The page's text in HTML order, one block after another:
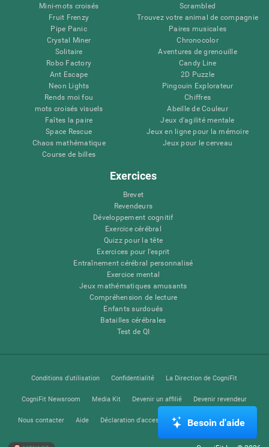
Mini-mots croisés
Fruit Frenzy
Pipe Panic
Crystal Miner
Solitaire
Robo Factory
Ant Escape
Neon Lights
Rends moi fou
mots croisés visuels
Faîtes la paire
Space Rescue
Chaos mathématique
Course de billes
Scrambled
Trouvez votre animal de compagnie
Paires musicales
Chronocolor
Aventures de grenouille
Candy Line
2D Puzzle
Pingouin Explorateur
Chiffres
Abeille de Couleur
Jeux d'agilité mentale
Jeux en ligne pour la mémoire
Jeux pour le cerveau
Exercices
Brevet
Revendeurs
Développement cognitif
Exercice cérébral
Quizz pour la tête
Exercices pour l'esprit
Entraînement cérébral personnalisé
Exercice mental
Jeux mathématiques amusants
Compréhension de lecture
Enfants surdoués
Batailles cérébrales
Test de QI
Conditions d'utilisation Confidentialité La Direction de CogniFit
CogniFit Newsroom Media Kit Devenir un affilié Devenir revendeur
Nous contacter Aide Déclaration d'accessibilité Centre de Confiance
Besoin d'aide